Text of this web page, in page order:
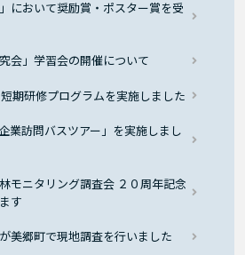
において奨励賞・ポスター賞を受
会」学習会の開催について
期研修プログラムを実施しました
業訪問バスツアー」を実施しまし
モニタリング調査会 ２０周年記念
す
美郷町で現地調査を行いました